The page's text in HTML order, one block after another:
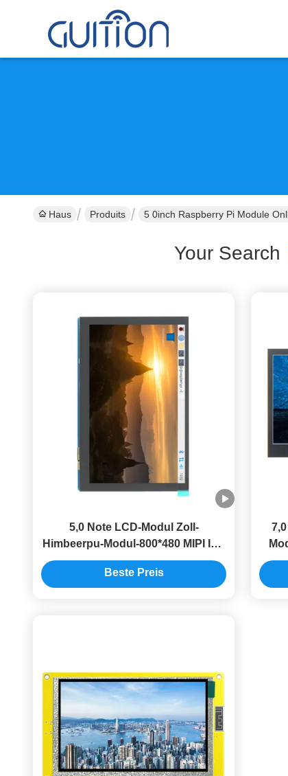
Haus Produits 5 0inch Raspberry Pi Module
Your Search
5,0 Note LCD-Modul Zoll-
Himbeerpu-Modul-800*480 MIPI IPS
TFT DSI multi
Beste Preis